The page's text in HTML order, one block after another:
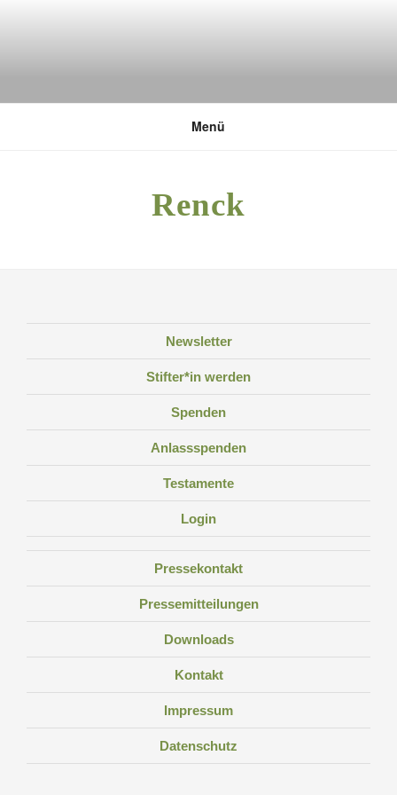
DEUTSCHE UMWELTSTIFTUNG
Menü
Renck
Newsletter
Stifter*in werden
Spenden
Anlassspenden
Testamente
Login
Pressekontakt
Pressemitteilungen
Downloads
Kontakt
Impressum
Datenschutz